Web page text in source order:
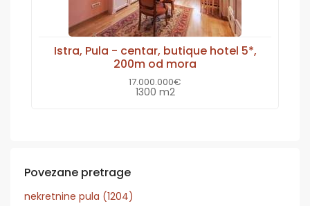
Istra, Pula - centar, butique hotel 5*,
200m od mora
17.000.000€
1300 m2
Povezane pretrage
nekretnine pula (1204)